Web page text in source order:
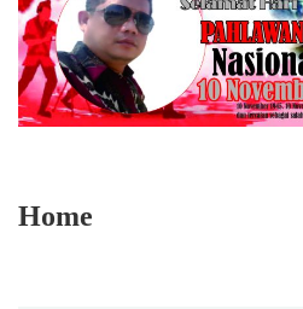
Home